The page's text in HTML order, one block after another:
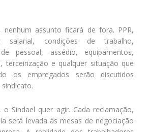
nenhum assunto ficará de fora. PPR,
salarial, condições de trabalho,
pessoal, assédio, equipamentos,
terceirização e qualquer situação que
os empregados serão discutidos
Sindael quer agir. Cada reclamação,
será levada às mesas de negociação